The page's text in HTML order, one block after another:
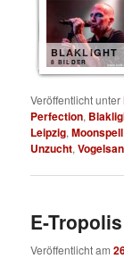
BLAKLIGHT
8 BILDER
Veröffentlicht unter
Perfection,
Leipzig,Moonspell
Unzucht,
E-
Veröffentlicht am